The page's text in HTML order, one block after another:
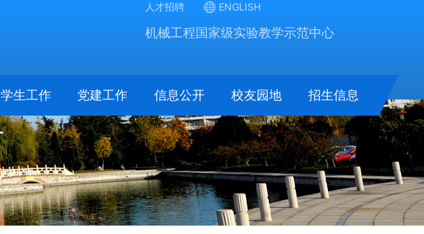
人才招聘 ENGLISH
机械工程国家级实验教学示范中心
学生工作 党建工作 信息公开 校友园地 招生信息